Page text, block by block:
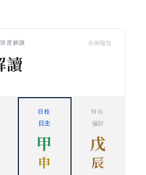
度解讀 示例報告
讀
日柱
日主
甲
申
時柱
偏財
戊
辰